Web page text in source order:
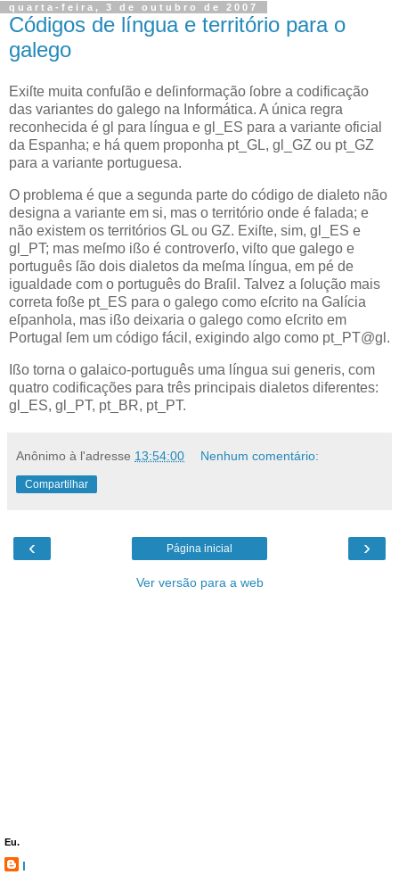
quarta-feira, 3 de outubro de 2007
Códigos de língua e território para o
galego
Exiſte muita confuſão e deſinformação ſobre a codificação
das variantes do galego na Informática. A única regra
reconhecida é gl para língua e gl_ES para a variante oficial
da Espanha; e há quem proponha pt_GL, gl_GZ ou pt_GZ
para a variante portuguesa.
O problema é que a segunda parte do código de dialeto não
designa a variante em si, mas o território onde é falada; e
não existem os territórios GL ou GZ. Exiſte, sim, gl_ES e
gl_PT; mas meſmo ißo é controverſo, viſto que galego e
português ſão dois dialetos da meſma língua, em pé de
igualdade com o português do Braſil. Talvez a ſolução mais
correta foße pt_ES para o galego como eſcrito na Galícia
eſpanhola, mas ißo deixaria o galego como eſcrito em
Portugal ſem um código fácil, exigindo algo como pt_PT@gl.
Ißo torna o galaico‐português uma língua sui generis, com
quatro codificações para três principais dialetos diferentes:
gl_ES, gl_PT, pt_BR, pt_PT.
Anônimo à l'adresse 13:54:00 Nenhum comentário:
Compartilhar
‹ ›
Página inicial
Ver versão para a web
Eu.
l